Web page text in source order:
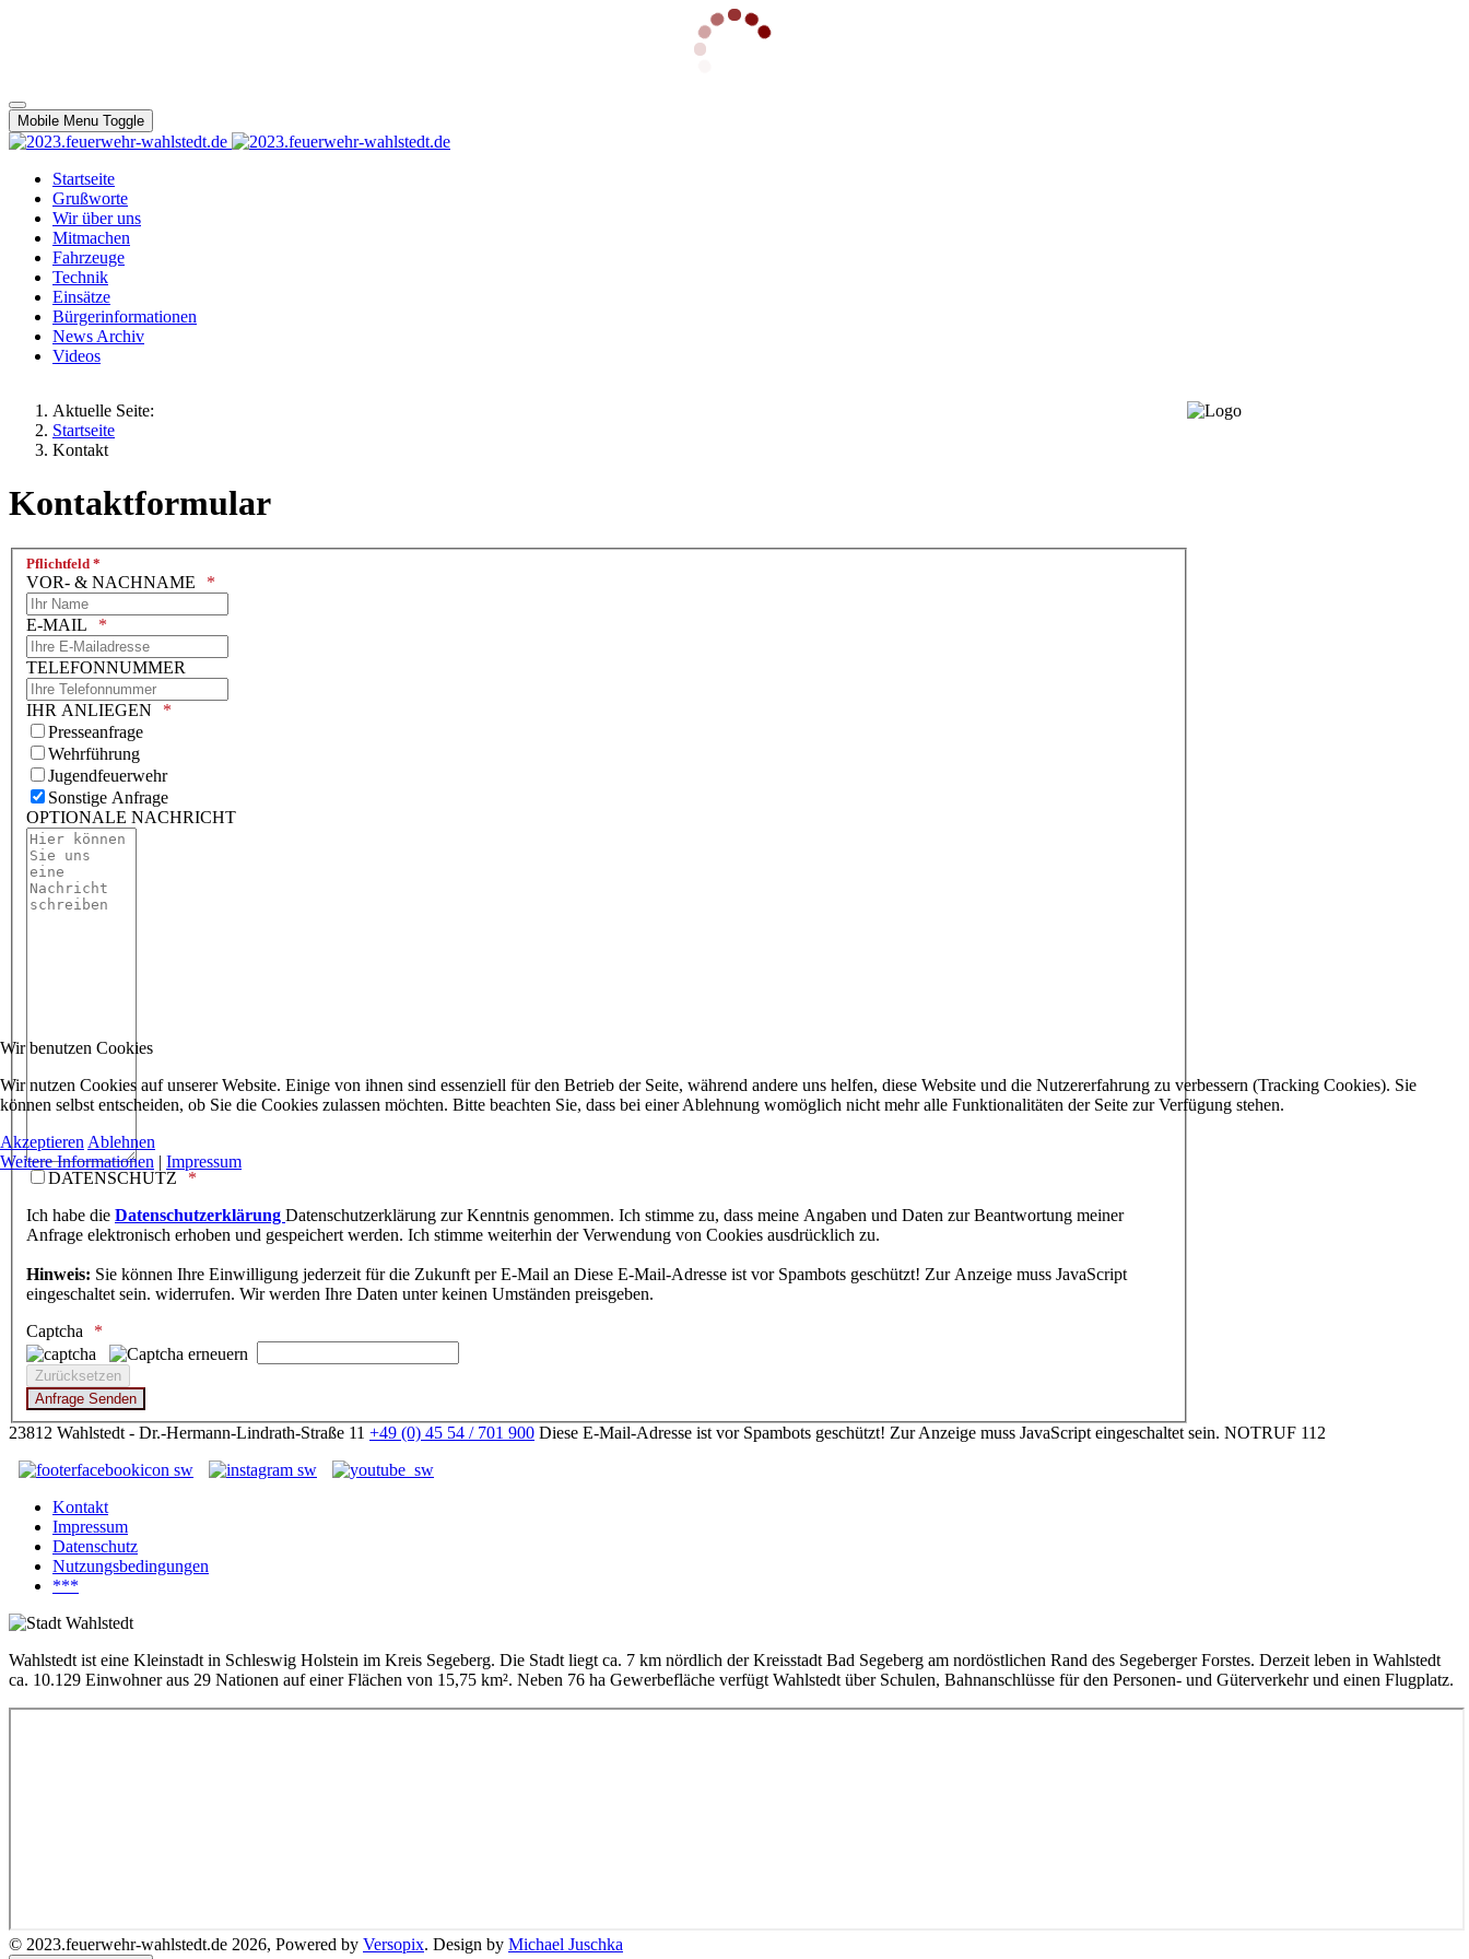
Mobile Menu Toggle
Startseite
Grußworte
Wir über uns
Mitmachen
Fahrzeuge
Technik
Einsätze
Bürgerinformationen
News Archiv
Videos
Aktuelle Seite:
Startseite
Kontakt
Kontaktformular
Pflichtfeld *
VOR- & NACHNAME
E-MAIL
TELEFONNUMMER
IHR ANLIEGEN
Presseanfrage
Wehrführung
Jugendfeuerwehr
Sonstige Anfrage
OPTIONALE NACHRICHT
DATENSCHUTZ
Ich habe die Datenschutzerklärung Datenschutzerklärung zur Kenntnis genommen. Ich stimme zu, dass meine Angaben und Daten zur Beantwortung meiner
Anfrage elektronisch erhoben und gespeichert werden. Ich stimme weiterhin der Verwendung von Cookies ausdrücklich zu.
Hinweis: Sie können Ihre Einwilligung jederzeit für die Zukunft per E-Mail an Diese E-Mail-Adresse ist vor Spambots geschützt! Zur Anzeige muss JavaScript
eingeschaltet sein. widerrufen. Wir werden Ihre Daten unter keinen Umständen preisgeben.
Captcha
23812 Wahlstedt - Dr.-Hermann-Lindrath-Straße 11 +49 (0) 45 54 / 701 900 Diese E-Mail-Adresse ist vor Spambots geschützt! Zur Anzeige muss JavaScript eingeschaltet sein. NOTRUF 112
Kontakt
Impressum
Datenschutz
Nutzungsbedingungen
***
Wahlstedt ist eine Kleinstadt in Schleswig Holstein im Kreis Segeberg. Die Stadt liegt ca. 7 km nördlich der Kreisstadt Bad Segeberg am nordöstlichen Rand des Segeberger Forstes. Derzeit leben in Wahlstedt
ca. 10.129 Einwohner aus 29 Nationen auf einer Flächen von 15,75 km². Neben 76 ha Gewerbefläche verfügt Wahlstedt über Schulen, Bahnanschlüsse für den Personen- und Güterverkehr und einen Flugplatz.
© 2023.feuerwehr-wahlstedt.de 2026, Powered by Versopix. Design by Michael Juschka
Wir benutzen Cookies
Wir nutzen Cookies auf unserer Website. Einige von ihnen sind essenziell für den Betrieb der Seite, während andere uns helfen, diese Website und die Nutzererfahrung zu verbessern (Tracking Cookies). Sie
können selbst entscheiden, ob Sie die Cookies zulassen möchten. Bitte beachten Sie, dass bei einer Ablehnung womöglich nicht mehr alle Funktionalitäten der Seite zur Verfügung stehen.
Akzeptieren Ablehnen
Weitere Informationen | Impressum